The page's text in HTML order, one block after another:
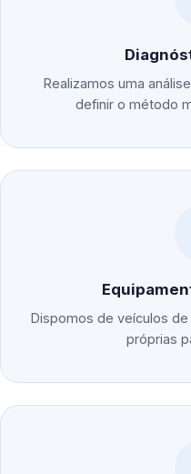
Realizamos uma
definir o método
Dispomos de veículos
próprias